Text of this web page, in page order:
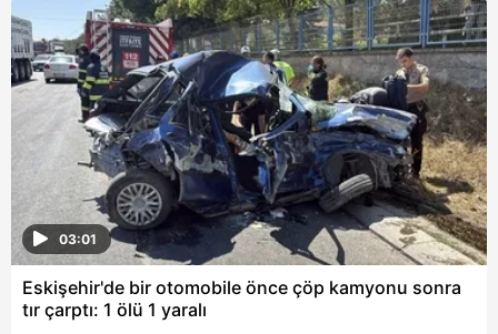
03:01
Eskişehir'de bir otomobile önce çöp kamyonu sonra
tır çarptı: 1 ölü 1 yaralı